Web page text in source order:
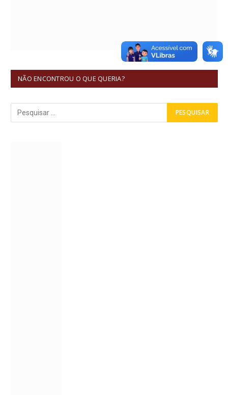
NÃO ENCONTROU O QUE QUERIA?